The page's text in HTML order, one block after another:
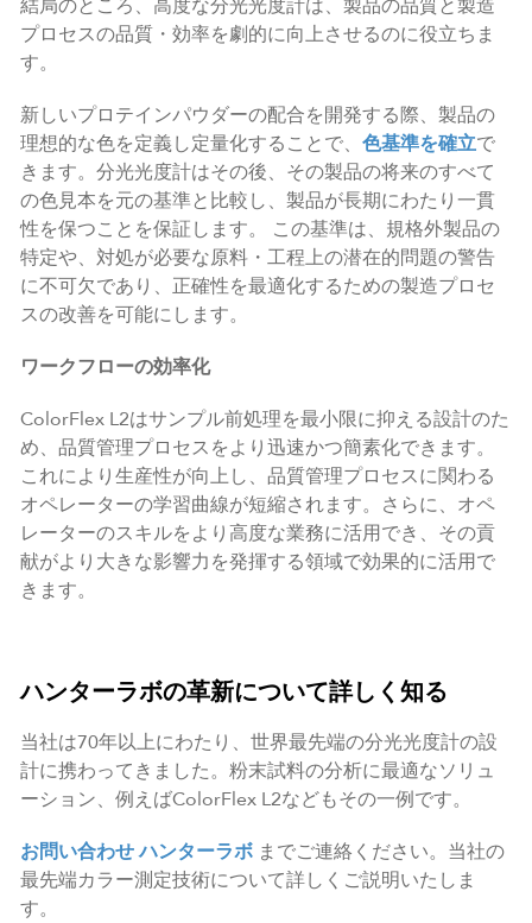
結局のところ、高度な分光光度計は、製品の品質と製造
プロセスの品質・効率を劇的に向上させるのに役立ちま
す。
新しいプロテインパウダーの配合を開発する際、製品の
理想的な色を定義し定量化することで、 色基準を確立で
きます。分光光度計はその後、その製品の将来のすべて
の色見本を元の基準と比較し、製品が長期にわたり一貫
性を保つことを保証します。 この基準は、規格外製品の
特定や、対処が必要な原料・工程上の潜在的問題の警告
に不可欠であり、正確性を最適化するための製造プロセ
スの改善を可能にします。
ワークフローの効率化
ColorFlex L2はサンプル前処理を最小限に抑える設計のた
め、品質管理プロセスをより迅速かつ簡素化できます。
これにより生産性が向上し、品質管理プロセスに関わる
オペレーターの学習曲線が短縮されます。さらに、オペ
レーターのスキルをより高度な業務に活用でき、その貢
献がより大きな影響力を発揮する領域で効果的に活用で
きます。
ハンターラボの革新について詳しく知る
当社は70年以上にわたり、世界最先端の分光光度計の設
計に携わってきました。粉末試料の分析に最適なソリュ
ーション、例えばColorFlex L2などもその一例です。
お問い合わせハンターラボ までご連絡ください。当社の
最先端カラー測定技術について詳しくご説明いたしま
す。